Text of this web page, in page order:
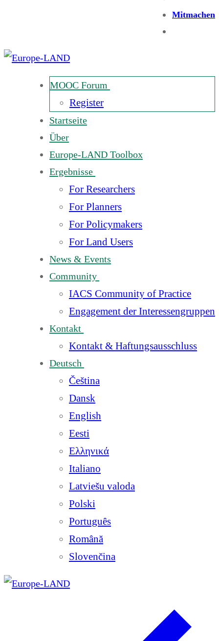
Mitmachen
MOOC Forum
Register
Startseite
Über
Europe-LAND Toolbox
Ergebnisse
For Researchers
For Planners
For Policymakers
For Land Users
News & Events
Community
IACS Community of Practice
Engagement der Interessengruppen
Kontakt
Kontakt & Haftungsausschluss
Deutsch
Čeština
Dansk
English
Eesti
Ελληνικά
Italiano
Latviešu valoda
Polski
Português
Română
Slovenčina